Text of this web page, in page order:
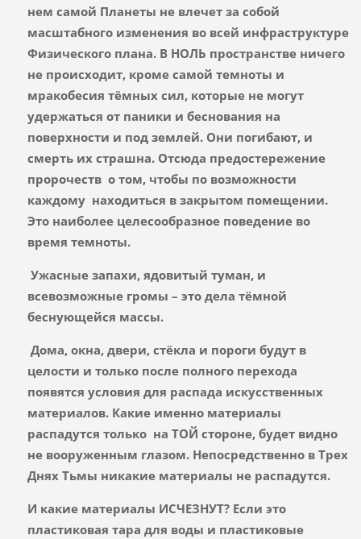
нем самой Планеты не влечет за собой
масштабного изменения во всей инфраструктуре
Физического плана. В НОЛЬ пространстве ничего
не происходит, кроме самой темноты и
мракобесия тёмных сил, которые не могут
удержаться от паники и беснования на
поверхности и под землей. Они погибают, и
смерть их страшна. Отсюда предостережение
пророчеств о том, чтобы по возможности
каждому находиться в закрытом помещении.
Это наиболее целесообразное поведение во
время темноты.
Ужасные запахи, ядовитый туман, и
всевозможные громы – это дела тёмной
беснующейся массы.
Дома, окна, двери, стёкла и пороги будут в
целости и только после полного перехода
появятся условия для распада искусственных
материалов. Какие именно материалы
распадутся только на ТОЙ стороне, будет видно
не вооруженным глазом. Непосредственно в Трех
Днях Тьмы никакие материалы не распадутся.
И какие материалы ИСЧЕЗНУТ? Если это
пластиковая тара для воды и пластиковые